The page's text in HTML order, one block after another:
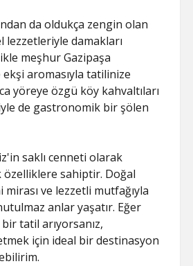
da oldukça zengin olan
lezzetleriyle damakları
meşhur Gazipaşa
ekşi aromasıyla tatilinize
yöreye özgü köy kahvaltıları
de gastronomik bir şölen
saklı cenneti olarak
özelliklere sahiptir. Doğal
ve lezzetli mutfağıyla
anlar yaşatır. Eğer
tatil arıyorsanız,
için ideal bir destinasyon